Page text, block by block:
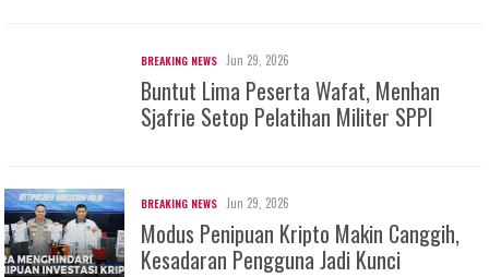
BREAKING NEWS Jun 29, 2026
Buntut Lima Peserta Wafat, Menhan
Sjafrie Setop Pelatihan Militer SPPI
BREAKING NEWS Jun 29, 2026
Modus Penipuan Kripto Makin Canggih,
Kesadaran Pengguna Jadi Kunci